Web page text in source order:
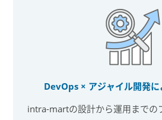
DevOps × アジャイル開発に
intra-martの設計から運用までの